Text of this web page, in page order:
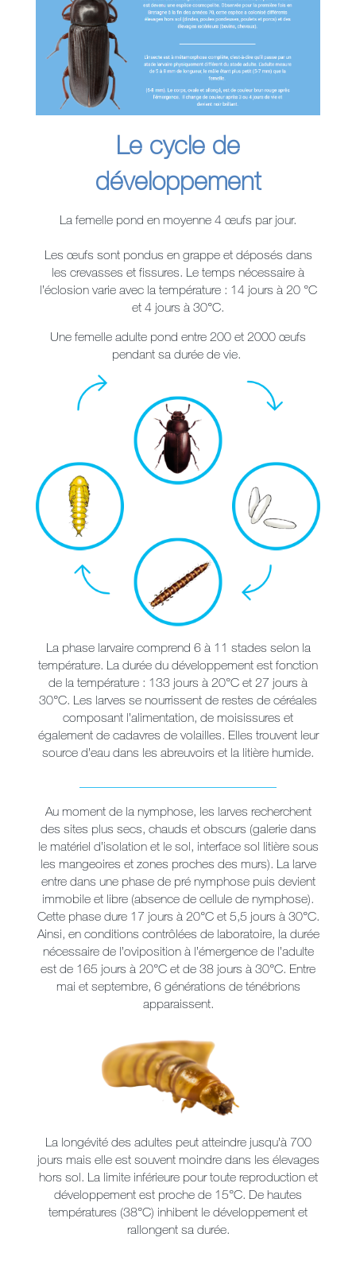
Le cycle de
développement
La femelle pond en moyenne 4 œufs par jour.
Les œufs sont pondus en grappe et déposés dans
les crevasses et fissures. Le temps nécessaire à
l’éclosion varie avec la température : 14 jours à 20 °C
et 4 jours à 30°C.
Une femelle adulte pond entre 200 et 2000 œufs
pendant sa durée de vie.
La phase larvaire comprend 6 à 11 stades selon la
température. La durée du développement est fonction
de la température : 133 jours à 20°C et 27 jours à
30°C. Les larves se nourrissent de restes de céréales
composant l’alimentation, de moisissures et
également de cadavres de volailles. Elles trouvent leur
source d’eau dans les abreuvoirs et la litière humide.
Au moment de la nymphose, les larves recherchent
des sites plus secs, chauds et obscurs (galerie dans
le matériel d’isolation et le sol, interface sol litière sous
les mangeoires et zones proches des murs). La larve
entre dans une phase de pré nymphose puis devient
immobile et libre (absence de cellule de nymphose).
Cette phase dure 17 jours à 20°C et 5,5 jours à 30°C.
Ainsi, en conditions contrôlées de laboratoire, la durée
nécessaire de l’oviposition à l’émergence de l’adulte
est de 165 jours à 20°C et de 38 jours à 30°C. Entre
mai et septembre, 6 générations de ténébrions
apparaissent.
La longévité des adultes peut atteindre jusqu’à 700
jours mais elle est souvent moindre dans les élevages
hors sol. La limite inférieure pour toute reproduction et
développement est proche de 15°C. De hautes
températures (38°C) inhibent le développement et
rallongent sa durée.